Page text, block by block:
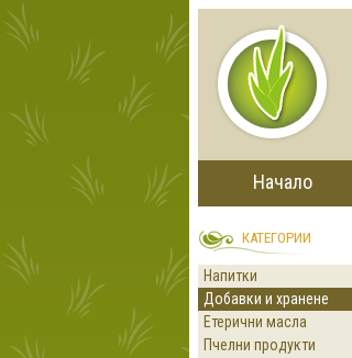
Начало
КАТЕГОРИИ
Напитки
Добавки и хранене
Етерични масла
Пчелни продукти